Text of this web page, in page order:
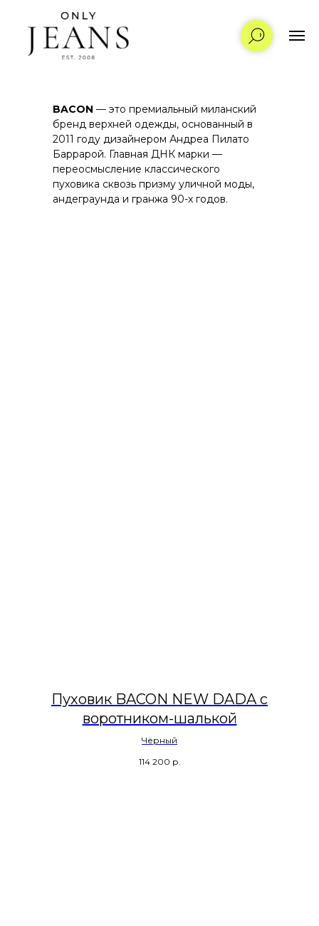
BACON — это премиальный миланский
бренд верхней одежды, основанный в
2011 году дизайнером Андреа Пилато
Баррарой. Главная ДНК марки —
переосмысление классического
пуховика сквозь призму уличной моды,
андеграунда и гранжа 90-х годов.
Пуховик BACON NEW DADA с
воротником-шалькой
Чёрный
114 200 р.